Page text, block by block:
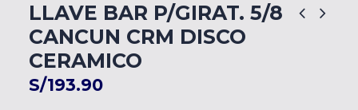
LLAVE BAR P/GIRAT. 5/8
CANCUN CRM DISCO
CERAMICO
S/193.90